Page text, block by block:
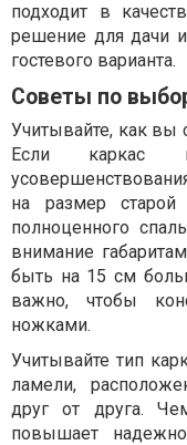
подходит в
решение для дачи
гостевого варианта.
Советы по
Учитывайте, как вы
Если каркас
на размер
полноценного
внимание
быть на 15 см
важно, чтобы
ножками.
Учитывайте тип
ламели,
друг от друга.
повышает